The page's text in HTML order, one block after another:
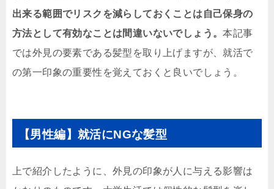
出来る範囲でリスクを減らしておくことは自己保身の
方法として有効なことは間違いないでしょう。本記事
では外見の要素である髪型を取り上げますが、就活で
の第一印象の重要性を覚えておくと良いでしょう。
【男性編】就活にNGな髪型
上で紹介したように、外見の印象が人に与える影響は